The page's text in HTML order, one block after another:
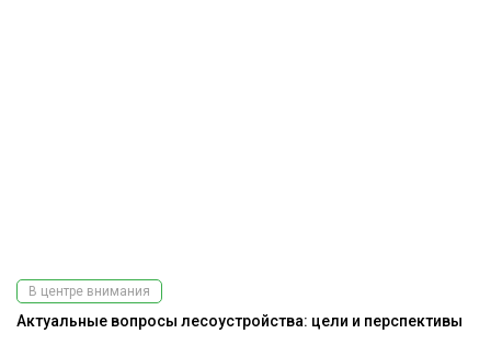
В центре внимания
Актуальные вопросы лесоустройства: цели и перспективы